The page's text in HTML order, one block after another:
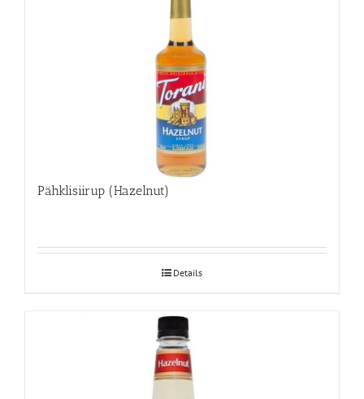
Pähklisiirup (Hazelnut)
Details